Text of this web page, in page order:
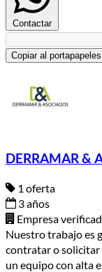
Contactar
Copiar al portapapeles
DERRAMAR &
1 oferta
3 años
Empresa
Nuestro trabajo es
contratar o solicitar
un equipo con alta